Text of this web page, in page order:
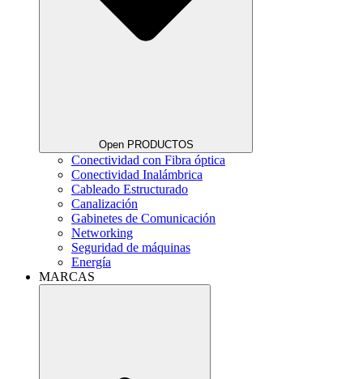
Open PRODUCTOS
Conectividad con Fibra óptica
Conectividad Inalámbrica
Cableado Estructurado
Canalización
Gabinetes de Comunicación
Networking
Seguridad de máquinas
Energía
MARCAS